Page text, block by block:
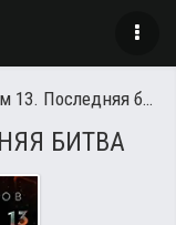
Последняя битва
БИТВА